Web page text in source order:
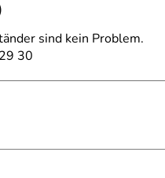
sind kein Problem.
30